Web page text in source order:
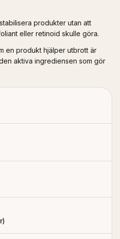
produkter utan att
eller retinoid skulle göra.
en produkt hjälper utbrott är
aktiva ingrediensen som gör
)